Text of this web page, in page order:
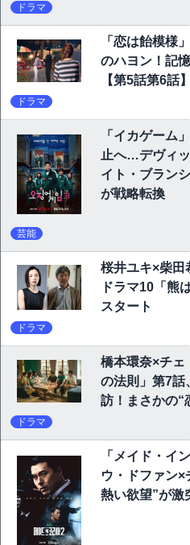
ドラマ
「恋は飴模様
のハヨン！記
【第5話第6話】
ドラマ
「イカゲーム
止へ…デヴィ
イト・ブラン
が戦略転換
芸能
桜井ユキ×柴田
ドラマ10「熊
スタート
ドラマ
橋本環奈×チェ
の法則」第7話
訪！まさかの“
ドラマ
「メイド・イ
ウ・ドファン×
熱い欲望”が激